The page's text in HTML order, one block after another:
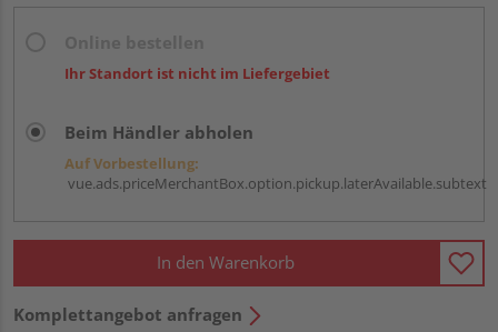
Ihr Standort ist nicht im Liefergebiet
Beim Händler abholen
Auf Vorbestellung:
vue.ads.priceMerchantBox.option.pickup.laterAvailable.subtext
In den Warenkorb
Komplettangebot anfragen